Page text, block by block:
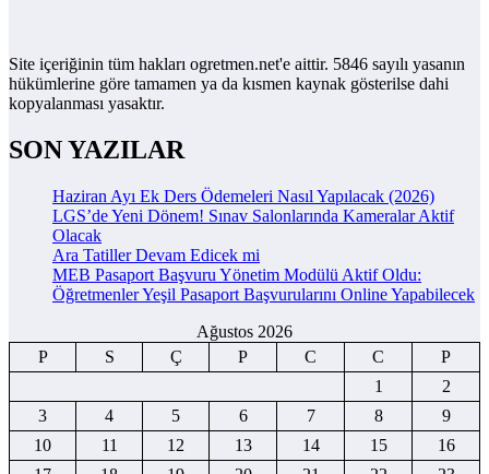
Site içeriğinin tüm hakları ogretmen.net'e aittir. 5846 sayılı yasanın
hükümlerine göre tamamen ya da kısmen kaynak gösterilse dahi
kopyalanması yasaktır.
SON YAZILAR
Haziran Ayı Ek Ders Ödemeleri Nasıl Yapılacak (2026)
LGS’de Yeni Dönem! Sınav Salonlarında Kameralar Aktif
Olacak
Ara Tatiller Devam Edicek mi
MEB Pasaport Başvuru Yönetim Modülü Aktif Oldu:
Öğretmenler Yeşil Pasaport Başvurularını Online Yapabilecek
Ağustos 2026
P
S Ç P C C
P
1
2
3
4 5 6 7 8
9
10
11 12 13 14 15
16